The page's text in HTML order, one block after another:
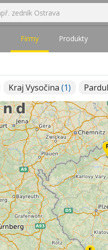
Firmy Produkty
Kraj Vysočina (1)